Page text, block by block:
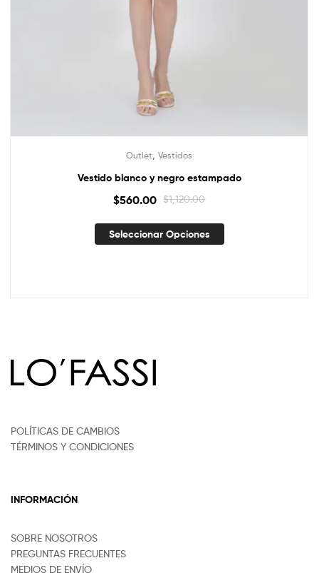
Outlet Vestidos
Vestido blanco y negro estampado
$1,120.00
$560.00
Seleccionar Opciones
POLÍTICAS DE CAMBIOS
TÉRMINOS Y CONDICIONES
INFORMACIÓN
SOBRE NOSOTROS
PREGUNTAS FRECUENTES
MEDIOS DE ENVÍO